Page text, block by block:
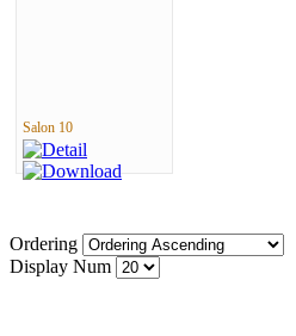
Salon 10
Ordering
Display Num